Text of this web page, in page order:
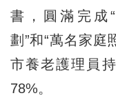
書，圓滿完成
劃”和“萬名家庭
市養老護理員
78%。